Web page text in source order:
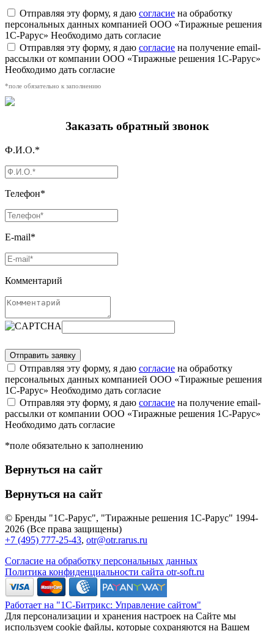
Отправляя эту форму, я даю согласие на обработку
персональных данных компанией ООО «Тиражные решения
1С-Рарус» Необходимо дать согласие
Отправляя эту форму, я даю согласие на получение email-
рассылки от компании ООО «Тиражные решения 1С-Рарус»
Необходимо дать согласие
*поле обязательно к заполнению
Заказать обратный звонок
Ф.И.О.*
Телефон*
E-mail*
Комментарий
Отправляя эту форму, я даю согласие на обработку
персональных данных компанией ООО «Тиражные решения
1С-Рарус» Необходимо дать согласие
Отправляя эту форму, я даю согласие на получение email-
рассылки от компании ООО «Тиражные решения 1С-Рарус»
Необходимо дать согласие
*поле обязательно к заполнению
Вернуться на сайт
Вернуться на сайт
© Бренды "1С-Рарус", "Тиражные решения 1С-Рарус" 1994-
2026 (Все права защищены)
+7 (495) 777-25-43, otr@otr.rarus.ru
Согласие на обработку персональных данных
Политика конфиденциальности сайта otr-soft.ru
Работает на "1С-Битрикс: Управление сайтом"
Для персонализации и хранения настроек на Сайте мы
используем cookie файлы, которые сохраняются на Вашем